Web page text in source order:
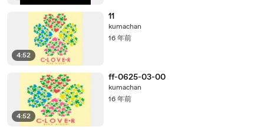
4:52
11
kumachan
16 年前
4:52
ff-0625-03-00
kumachan
16 年前